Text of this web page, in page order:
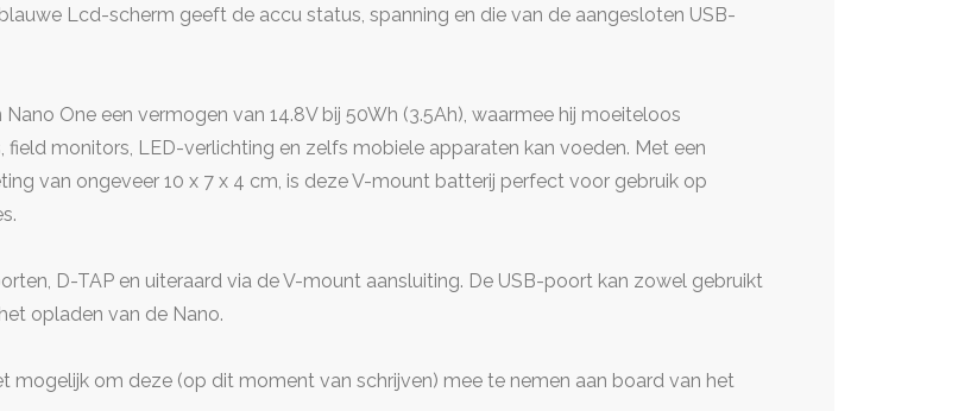
Lcd-scherm geeft de accu status, spanning en die van de aangesloten USB-
One een vermogen van 14.8V bij 50Wh (3.5Ah), waarmee hij moeiteloos
field monitors, LED-verlichting en zelfs mobiele apparaten kan voeden. Met een
van ongeveer 10 x 7 x 4 cm, is deze V-mount batterij perfect voor gebruik op
D-TAP en uiteraard via de V-mount aansluiting. De USB-poort kan zowel gebruikt
opladen van de Nano.
mogelijk om deze (op dit moment van schrijven) mee te nemen aan board van het